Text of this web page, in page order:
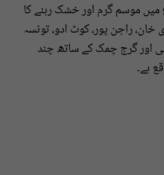
موسم گرم اور خشک رہنے کا
خان، راجن پور، کوٹ ادو، تونسہ
اور گرج چمک کے ساتھ چند
ہے۔